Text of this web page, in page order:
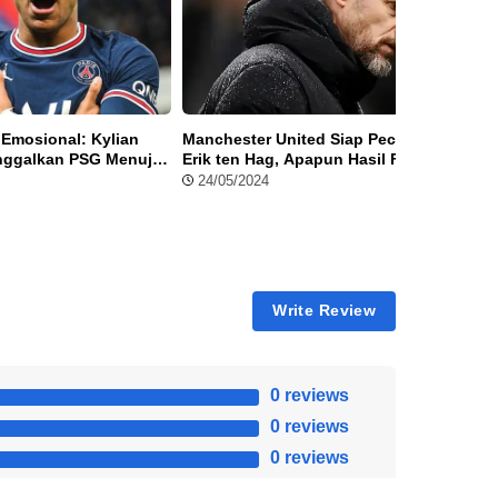
Kylian
PSG Menuju
Baru
Manchester United Siap Pecat
Erik ten Hag, Apapun Hasil Final
Piala FA 2024
24/05/2024
Write Review
0 reviews
0 reviews
0 reviews